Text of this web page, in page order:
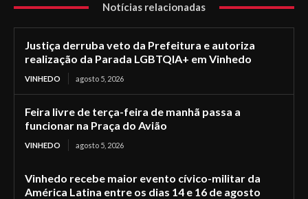
Notícias relacionadas
Justiça derruba veto da Prefeitura e autoriza
realização da Parada LGBTQIA+ em Vinhedo
VINHEDO agosto 5, 2026
Feira livre de terça-feira de manhã passa a
funcionar na Praça do Avião
VINHEDO agosto 5, 2026
Vinhedo recebe maior evento cívico-militar da
América Latina entre os dias 14 e 16 de agosto